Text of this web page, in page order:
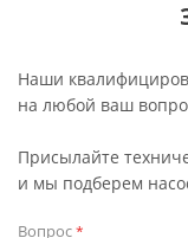
Наши
на любой ваш
Присылайте
и мы подберем
Вопрос*